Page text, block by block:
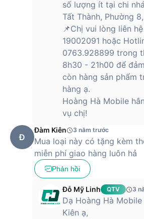
số lượng ít tại chi
Tất Thành, Phường
📌Chị vui lòng liên
19002091 hoặc
0763.928899 trong
8h30 - 21h00 để
còn hàng sản phẩm
hàng ạ.
Hoàng Hà Mobile
vụ chị!
Đ
Đàm Kiên 3 năm trước
Mua loại này có tặng kèm
miễn phí giao hàng luôn hả
Phản hồi
Đỗ Mỹ Linh QTV 3
Dạ Hoàng Hà
Kiên ạ,